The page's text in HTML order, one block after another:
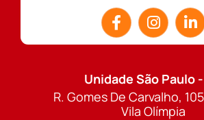
Unidade São Paulo
R. Gomes De Carvalho,
Vila Olímpia